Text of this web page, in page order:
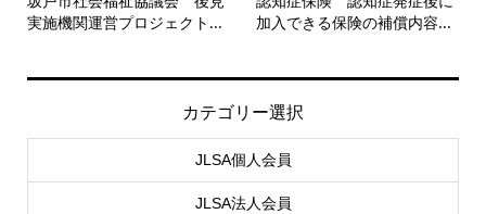
実施機関運営プロジェクト...
加入できる保険の補償内容...
カテゴリー選択
JLSA個人会員
JLSA法人会員